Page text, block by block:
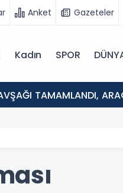
Anket Gazeteler
Kadın SPOR
TAMAMLANDI,